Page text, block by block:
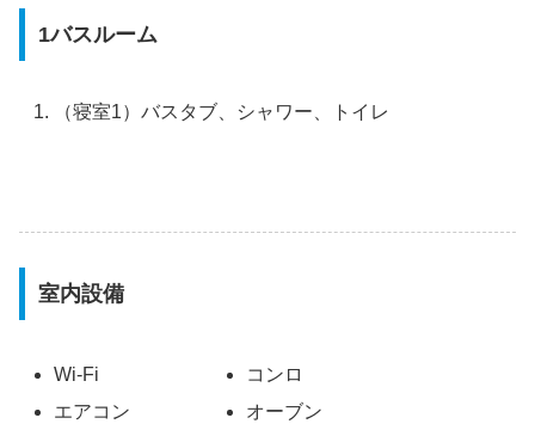
1バスルーム
（寝室1）バスタブ、シャワー、トイレ
室内設備
Wi-Fi
エアコン
コンロ
オーブン